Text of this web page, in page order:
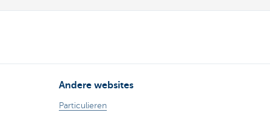
Andere websites
Particulieren